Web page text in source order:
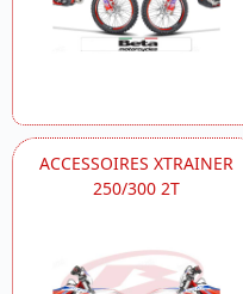
ACCESSOIRES XTRAINER
250/300 2T